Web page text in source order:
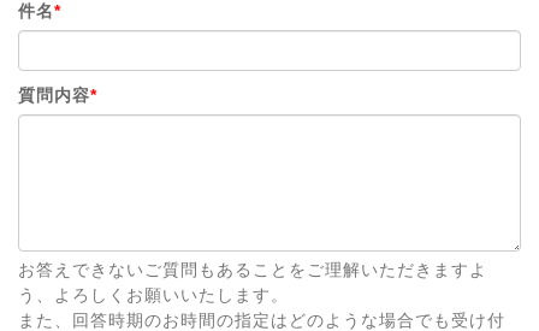
件名*
質問内容*
お答えできないご質問もあることをご理解いただきますよ
う、よろしくお願いいたします。
また、回答時期のお時間の指定はどのような場合でも受け付